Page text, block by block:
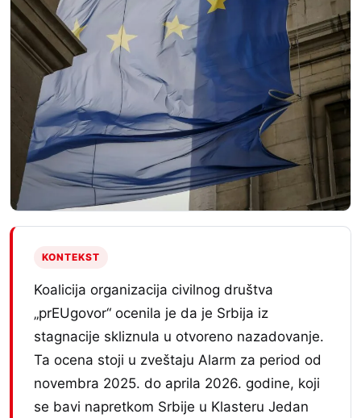
KONTEKST
Koalicija organizacija civilnog društva
„prEUgovor“ ocenila je da je Srbija iz
stagnacije skliznula u otvoreno nazadovanje.
Ta ocena stoji u zveštaju Alarm za period od
novembra 2025. do aprila 2026. godine, koji
se bavi napretkom Srbije u Klasteru Jedan